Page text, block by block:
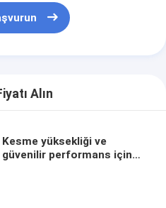
Alın
Kesme yüksekliği ve
güvenilir performans için